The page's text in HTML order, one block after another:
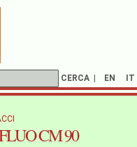
CERCA EN IT
CM 90